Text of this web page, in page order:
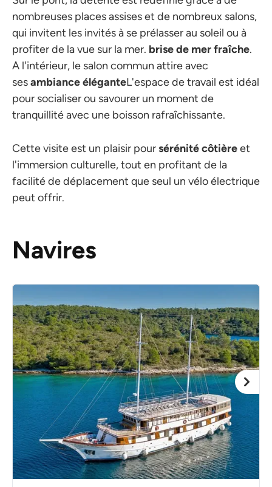
nombreuses places assises et de nombreux salons,
qui invitent les invités à se prélasser au soleil ou à
profiter de la vue sur la mer. brise de mer fraîche.
A l'intérieur, le salon commun attire avec
sesambiance éléganteL'espace de travail est idéal
pour socialiser ou savourer un moment de
tranquillité avec une boisson rafraîchissante.
Cette visite est un plaisir poursérénité côtièreet
l'immersion culturelle, tout en profitant de la
facilité de déplacement que seul un vélo électrique
peut offrir.
Navires